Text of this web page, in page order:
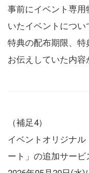
事前にイベント専
いたイベントについ
特典の配布期限、
お伝えしていた内容
（補足4）
イベントオリジナ
ート」の追加サービ